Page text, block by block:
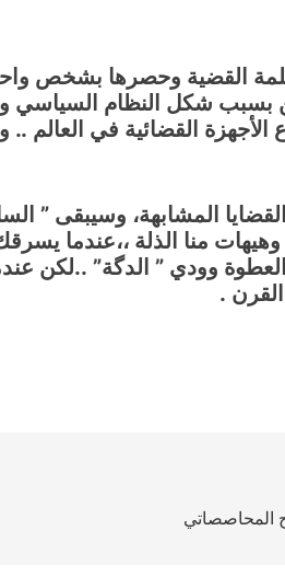
القضية وحصرها بشخص
بسبب شكل النظام السياسي
الأجهزة القضائية في العالم ..
المشابهة، وسيبقى ”
منا الذلة ،،عندما
وودي ” الدگة” ..لكن
.
المحاصصاتي